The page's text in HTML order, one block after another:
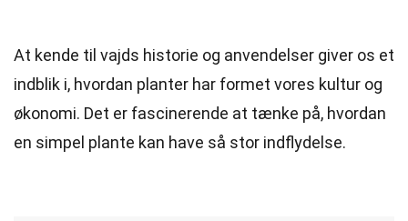
At kende til vajds historie og anvendelser giver os et
indblik i, hvordan planter har formet vores kultur og
økonomi. Det er fascinerende at tænke på, hvordan
en simpel plante kan have så stor indflydelse.